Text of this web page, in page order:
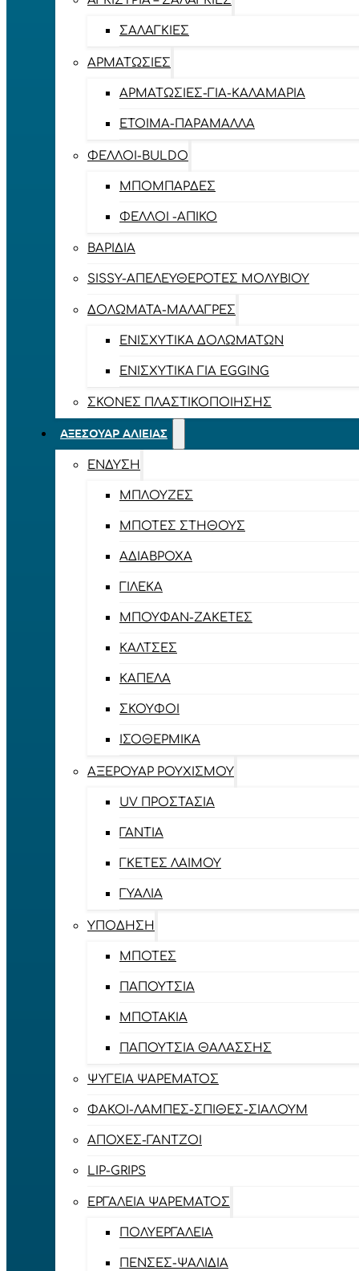
ΣΑΛΑΓΚΙΈΣ
ΑΡΜΑΤΩΣΙΈΣ
ΑΡΜΑΤΩΣΙΈΣ-ΓΙΑ-ΚΑΛΑΜΆΡΙΑ
ΈΤΟΙΜΑ-ΠΑΡΆΜΑΛΛΑ
ΦΕΛΛΟΊ-BULDO
ΜΠΟΜΠΆΡΔΕΣ
ΦΕΛΛΟΊ -ΑΠΊΚΟ
ΒΑΡΊΔΙΑ
SISSY-ΑΠΕΛΕΥΘΕΡΟΤΈΣ ΜΟΛΥΒΙΟΎ
ΔΟΛΏΜΑΤΑ-ΜΑΛΆΓΡΕΣ
ΕΝΙΣΧΥΤΙΚΆ ΔΟΛΩΜΆΤΩΝ
ΕΝΙΣΧΥΤΙΚΆ ΓΙΑ EGGING
ΣΚΌΝΕΣ ΠΛΑΣΤΙΚΟΠΟΊΗΣΗΣ
ΑΞΕΣΟΥΆΡ ΑΛΙΕΊΑΣ
ΈΝΔΥΣΗ
ΜΠΛΟΎΖΕΣ
ΜΠΌΤΕΣ ΣΤΉΘΟΥΣ
ΑΔΙΆΒΡΟΧΑ
ΓΙΛΈΚΑ
ΜΠΟΥΦΆΝ-ΖΑΚΈΤΕΣ
ΚΆΛΤΣΕΣ
ΚΑΠΈΛΑ
ΣΚΟΎΦΟΙ
ΙΣΟΘΕΡΜΙΚΆ
ΑΞΕΡΟΥΆΡ ΡΟΥΧΙΣΜΟΎ
UV ΠΡΟΣΤΑΣΊΑ
ΓΆΝΤΙΑ
ΓΚΈΤΕΣ ΛΑΊΜΟΥ
ΓΥΑΛΙΆ
ΥΠΌΔΗΣΗ
ΜΠΌΤΕΣ
ΠΑΠΟΎΤΣΙΑ
ΜΠΟΤΆΚΙΑ
ΠΑΠΟΎΤΣΙΑ ΘΑΛΆΣΣΗΣ
ΨΥΓΕΊΑ ΨΑΡΈΜΑΤΟΣ
ΦΑΚΟΊ-ΛΆΜΠΕΣ-ΣΠΊΘΕΣ-ΣΊΑΛΟΥΜ
ΑΠΌΧΕΣ-ΓΆΝΤΖΟΙ
LIP-GRIPS
EΡΓΑΛΕΊΑ ΨΑΡΈΜΑΤΟΣ
ΠΟΛΥΕΡΓΑΛΕΊΑ
ΠΈΝΣΕΣ-ΨΑΛΊΔΙΑ